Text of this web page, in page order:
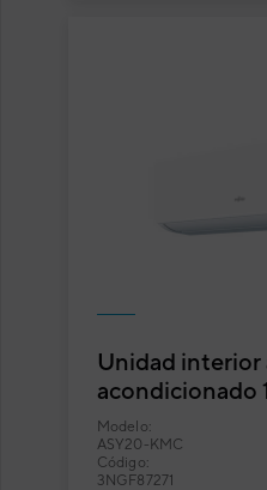
Unidad interior
acondicionado
ASY20-KMC
Inverter con
Modelo:
ASY20-KMC
Código:
3NGF87271